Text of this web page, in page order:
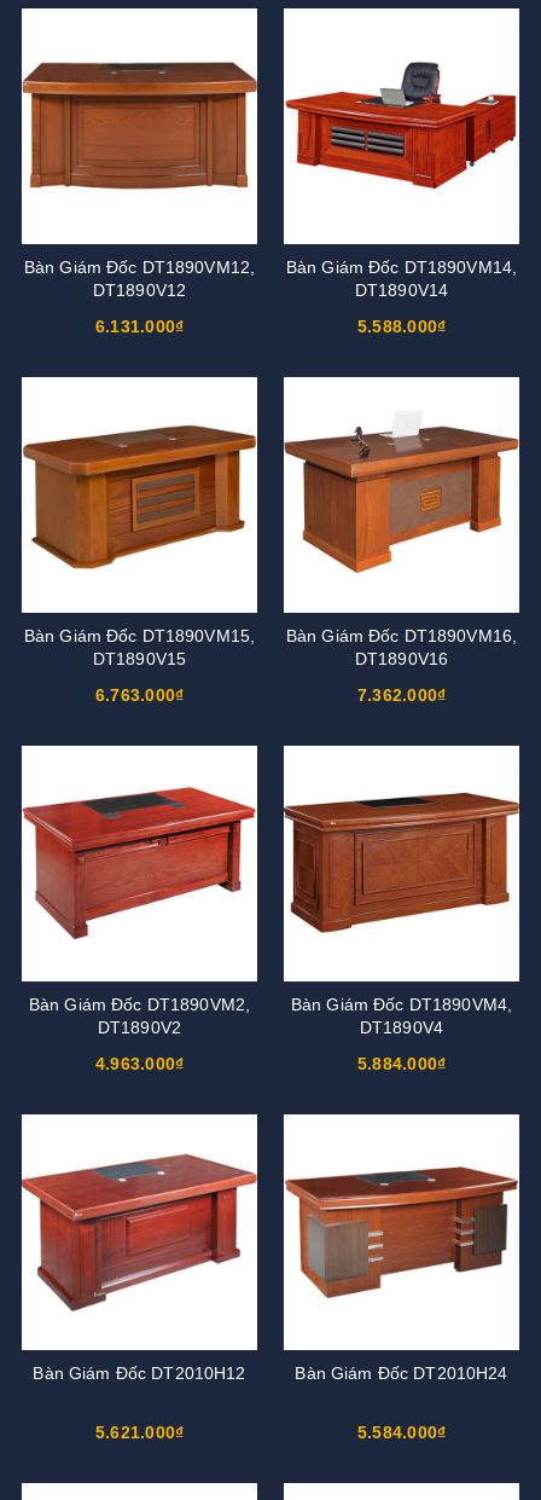
Bàn Giám Đốc DT1890VM12,
DT1890V12
6.131.000₫
Bàn Giám Đốc DT1890VM14,
DT1890V14
5.588.000₫
Bàn Giám Đốc DT1890VM15,
DT1890V15
6.763.000₫
Bàn Giám Đốc DT1890VM16,
DT1890V16
7.362.000₫
Bàn Giám Đốc DT1890VM2,
DT1890V2
4.963.000₫
Bàn Giám Đốc DT1890VM4,
DT1890V4
5.884.000₫
Bàn Giám Đốc DT2010H12
5.621.000₫
Bàn Giám Đốc DT2010H24
5.584.000₫